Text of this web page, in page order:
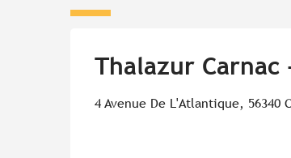
Thalazur
4 Avenue De L'Atlantique, 56340